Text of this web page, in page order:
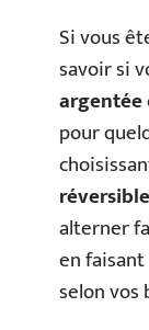
Si vous
savoir si
argentée
pour
réversible
alterner
en
selon vos